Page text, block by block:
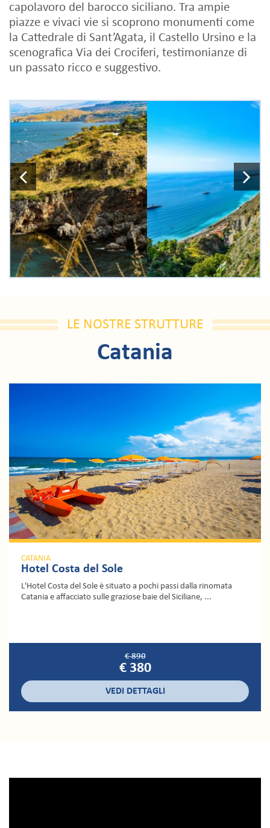
capolavoro del barocco siciliano. Tra ampie
piazze e vivaci vie si scoprono monumenti come
la Cattedrale di Sant’Agata, il Castello Ursino e la
scenografica Via dei Crociferi, testimonianze di
un passato ricco e suggestivo.
Previous
LE NOSTRE STRUTTURE
Catania
CATANIA
Hotel Costa del Sole
L'Hotel Costa del Sole è situato a pochi passi dalla rinomata
Catania e affacciato sulle graziose baie del Siciliane, ...
€ 890
€ 380
VEDI DETTAGLI